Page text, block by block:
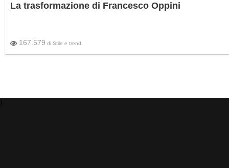
La trasformazione di Francesco Oppini
167.579 di Stile e trend